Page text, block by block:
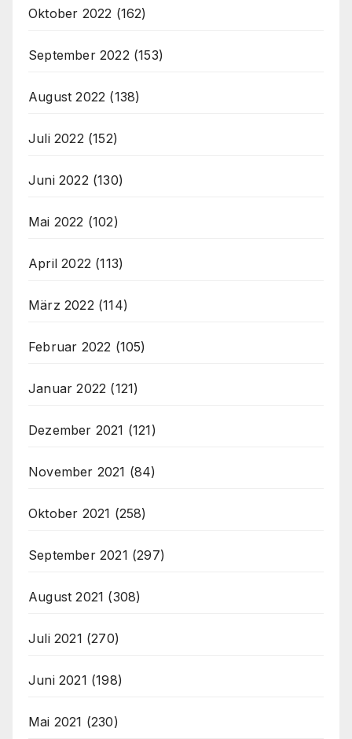
Oktober 2022 (162)
September 2022 (153)
August 2022 (138)
Juli 2022 (152)
Juni 2022 (130)
Mai 2022 (102)
April 2022 (113)
März 2022 (114)
Februar 2022 (105)
Januar 2022 (121)
Dezember 2021 (121)
November 2021 (84)
Oktober 2021 (258)
September 2021 (297)
August 2021 (308)
Juli 2021 (270)
Juni 2021 (198)
Mai 2021 (230)